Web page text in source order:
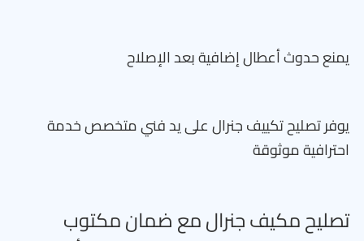
يمنع حدوث أعطال إضافية بعد الإصلاح
يوفر تصليح تكييف جنرال على يد فني متخصص خدمة
احترافية موثوقة
تصليح مكيف جنرال مع ضمان مكتوب